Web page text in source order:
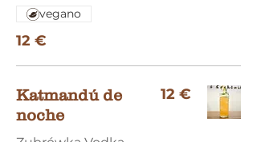
12 €
vegano
Katmandú de
noche
12 €